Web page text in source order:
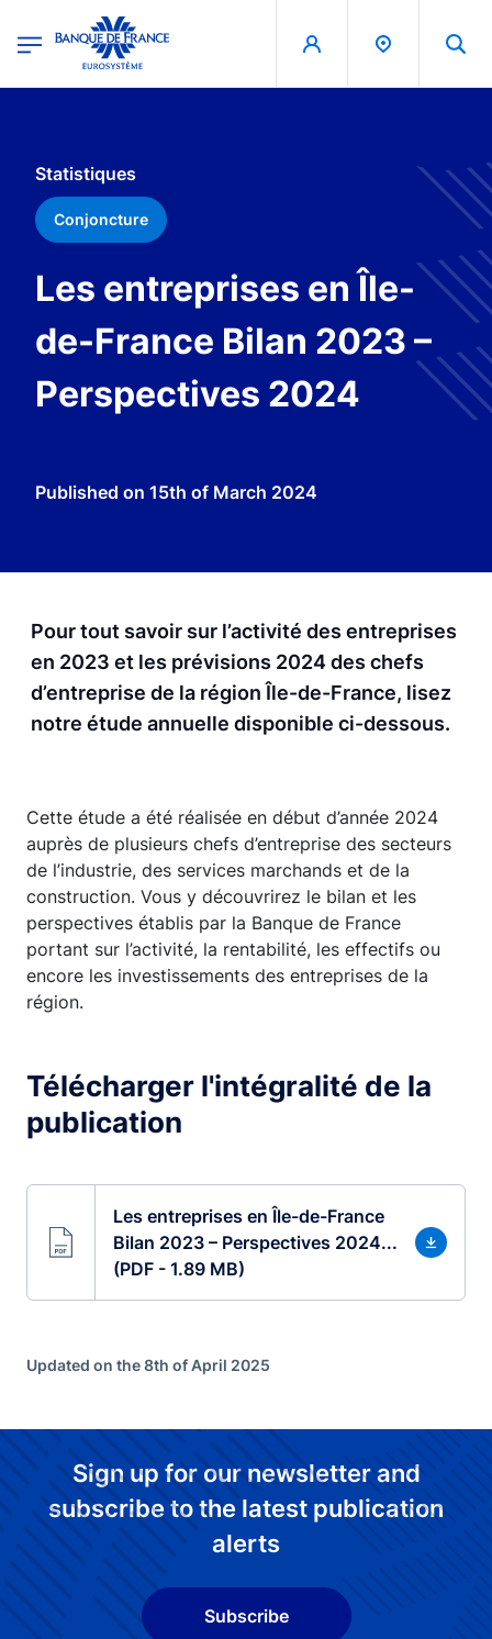
Banque de France - Menu Principal
Statistiques
Conjoncture
Les entreprises en Île-
de-France Bilan 2023 –
Perspectives 2024
Published on 15th of March 2024
Pour tout savoir sur l’activité des entreprises
en 2023 et les prévisions 2024 des chefs
d’entreprise de la région Île-de-France, lisez
notre étude annuelle disponible ci-dessous.
Cette étude a été réalisée en début d’année 2024
auprès de plusieurs chefs d’entreprise des secteurs
de l’industrie, des services marchands et de la
construction. Vous y découvrirez le bilan et les
perspectives établis par la Banque de France
portant sur l’activité, la rentabilité, les effectifs ou
encore les investissements des entreprises de la
région.
Télécharger l'intégralité de la
publication
Les entreprises en Île-de-France
Bilan 2023 – Perspectives 2024...
(PDF - 1.89 MB)
Updated on the 8th of April 2025
Sign up for our newsletter and
subscribe to the latest publication
alerts
Subscribe